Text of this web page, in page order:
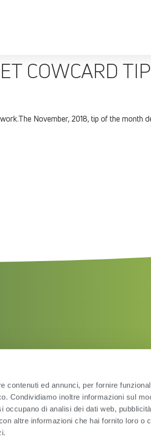
contenuti ed annunci, per fornire
Condividiamo inoltre informazioni sul
occupano di analisi dei dati web,
altre informazioni che hai fornito loro o
COWCARD
November, 2018, tip of the month